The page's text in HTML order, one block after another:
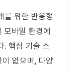
를 위한 반응형
바일 환경에
. 핵심 기술 스
없으며, 다양